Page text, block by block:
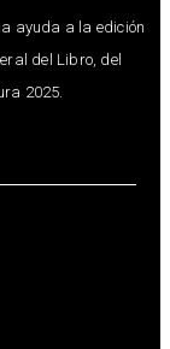
ayuda a la edición
del Libro, del
2025.